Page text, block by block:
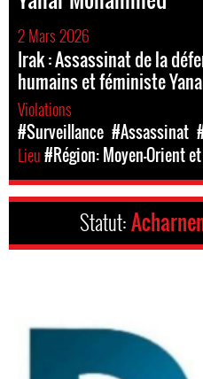
2 Mars 2026
Irak : Assassinat de la
humains et féministe
Violations
#Surveillance #Assassinat
Lieu#Région: Moyen-Orient
Statut: